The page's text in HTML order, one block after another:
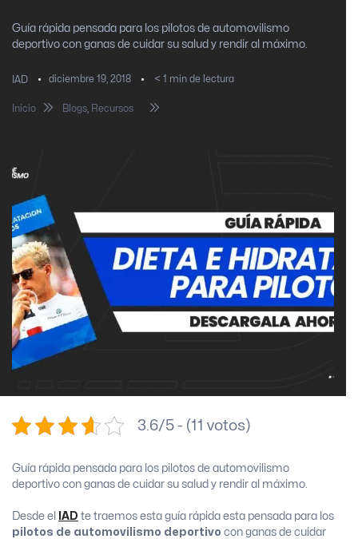
Guía rápida pensada para los pilotos de automovilismo
deportivo con ganas de cuidar su salud y rendir al máximo.
IAD diciembre 19, 2018 < 1 min de lectura
Inicio Blogs, Recursos
3.6/5 - (11 votos)
Guía rápida pensada para los pilotos de automovilismo
deportivo con ganas de cuidar su salud y rendir al máximo.
Desde el IAD te traemos esta guía rápida esta pensada para los
pilotos de automovilismo deportivo con ganas de cuidar